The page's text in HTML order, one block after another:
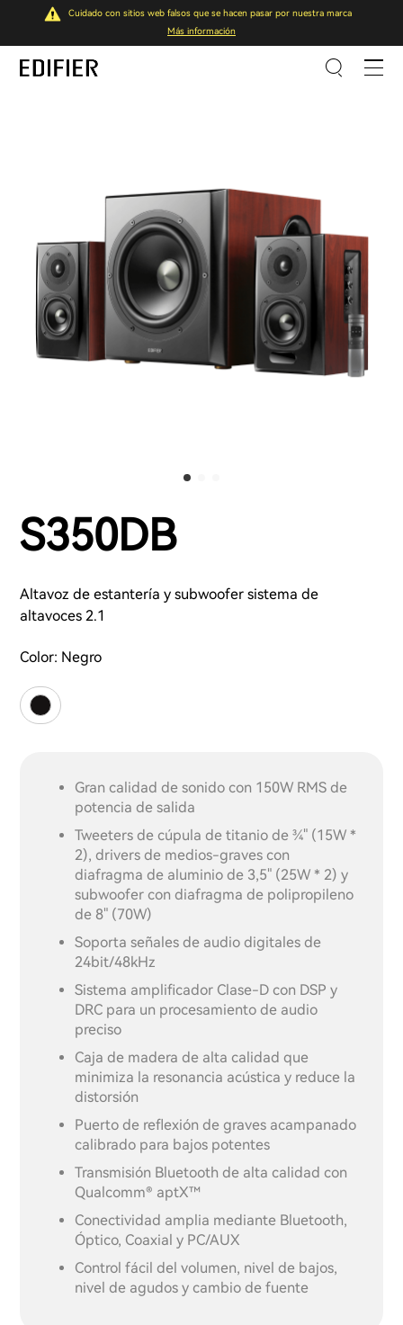
Cuidado con sitios web falsos que se hacen pasar por nuestra marca
Más información
S350DB
Altavoz de estantería y subwoofer sistema de
altavoces 2.1
Color: Negro
Gran calidad de sonido con 150W RMS de
potencia de salida
Tweeters de cúpula de titanio de ¾" (15W *
2), drivers de medios-graves con
diafragma de aluminio de 3,5" (25W * 2) y
subwoofer con diafragma de polipropileno
de 8" (70W)
Soporta señales de audio digitales de
24bit/48kHz
Sistema amplificador Clase-D con DSP y
DRC para un procesamiento de audio
preciso
Caja de madera de alta calidad que
minimiza la resonancia acústica y reduce la
distorsión
Puerto de reflexión de graves acampanado
calibrado para bajos potentes
Transmisión Bluetooth de alta calidad con
Qualcomm® aptX™
Conectividad amplia mediante Bluetooth,
Óptico, Coaxial y PC/AUX
Control fácil del volumen, nivel de bajos,
nivel de agudos y cambio de fuente